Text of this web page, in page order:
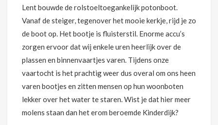
Lent bouwde de rolstoeltoegankelijk potonboot.
Vanaf de steiger, tegenover het mooie kerkje, rijd je zo
de boot op. Het bootje is fluisterstil. Enorme accu’s
zorgen ervoor dat wij enkele uren heerlijk over de
plassen en binnenvaartjes varen. Tijdens onze
vaartocht is het prachtig weer dus overal om ons heen
varen bootjes en zitten mensen op hun woonboten
lekker over het water te staren. Wist je dat hier meer
molens staan dan het erom beroemde Kinderdijk?